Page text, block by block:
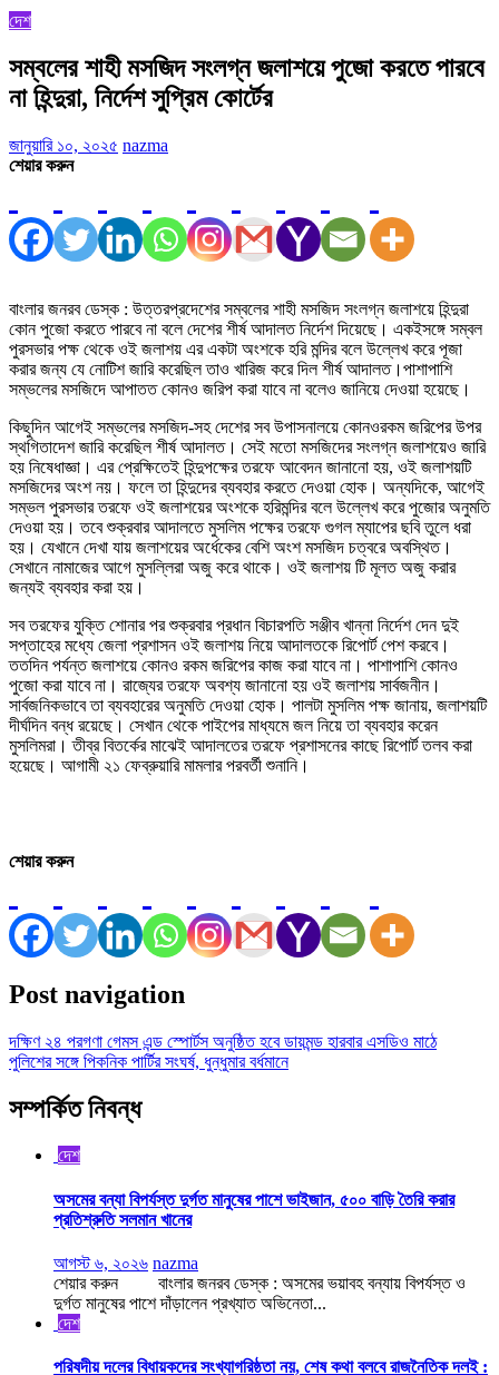
দেশ
সম্বলের শাহী মসজিদ সংলগ্ন জলাশয়ে পুজো করতে পারবে
না হিন্দুরা, নির্দেশ সুপ্রিম কোর্টের
জানুয়ারি ১০, ২০২৫ nazma
শেয়ার করুন
বাংলার জনরব ডেস্ক : উত্তরপ্রদেশের সম্বলের শাহী মসজিদ সংলগ্ন জলাশয়ে হিন্দুরা
কোন পুজো করতে পারবে না বলে দেশের শীর্ষ আদালত নির্দেশ দিয়েছে। একইসঙ্গে সম্বল
পুরসভার পক্ষ থেকে ওই জলাশয় এর একটা অংশকে হরি মন্দির বলে উল্লেখ করে পূজা
করার জন্য যে নোটিশ জারি করেছিল তাও খারিজ করে দিল শীর্ষ আদালত।পাশাপাশি
সম্ভলের মসজিদে আপাতত কোনও জরিপ করা যাবে না বলেও জানিয়ে দেওয়া হয়েছে।
কিছুদিন আগেই সম্ভলের মসজিদ-সহ দেশের সব উপাসনালয়ে কোনওরকম জরিপের উপর
স্থগিতাদেশ জারি করেছিল শীর্ষ আদালত। সেই মতো মসজিদের সংলগ্ন জলাশয়েও জারি
হয় নিষেধাজ্ঞা। এর প্রেক্ষিতেই হিন্দুপক্ষের তরফে আবেদন জানানো হয়, ওই জলাশয়টি
মসজিদের অংশ নয়। ফলে তা হিন্দুদের ব্যবহার করতে দেওয়া হোক। অন্যদিকে, আগেই
সম্ভল পুরসভার তরফে ওই জলাশয়ের অংশকে হরিমন্দির বলে উল্লেখ করে পুজোর অনুমতি
দেওয়া হয়। তবে শুক্রবার আদালতে মুসলিম পক্ষের তরফে গুগল ম্যাপের ছবি তুলে ধরা
হয়। যেখানে দেখা যায় জলাশয়ের অর্ধেকের বেশি অংশ মসজিদ চত্বরে অবস্থিত।
সেখানে নামাজের আগে মুসল্লিরা অজু করে থাকে। ওই জলাশয় টি মূলত অজু করার
জন্যই ব্যবহার করা হয়।
সব তরফের যুক্তি শোনার পর শুক্রবার প্রধান বিচারপতি সঞ্জীব খান্না নির্দেশ দেন দুই
সপ্তাহের মধ্যে জেলা প্রশাসন ওই জলাশয় নিয়ে আদালতকে রিপোর্ট পেশ করবে।
ততদিন পর্যন্ত জলাশয়ে কোনও রকম জরিপের কাজ করা যাবে না। পাশাপাশি কোনও
পুজো করা যাবে না। রাজ্যের তরফে অবশ্য জানানো হয় ওই জলাশয় সার্বজনীন।
সার্বজনিকভাবে তা ব্যবহারের অনুমতি দেওয়া হোক। পালটা মুসলিম পক্ষ জানায়, জলাশয়টি
দীর্ঘদিন বন্ধ রয়েছে। সেখান থেকে পাইপের মাধ্যমে জল নিয়ে তা ব্যবহার করেন
মুসলিমরা। তীব্র বিতর্কের মাঝেই আদালতের তরফে প্রশাসনের কাছে রিপোর্ট তলব করা
হয়েছে। আগামী ২১ ফেব্রুয়ারি মামলার পরবর্তী শুনানি।
শেয়ার করুন
Post navigation
দক্ষিণ ২৪ পরগণা গেমস এন্ড স্পোর্টস অনুষ্ঠিত হবে ডায়মন্ড হারবার এসডিও মাঠে
পুলিশের সঙ্গে পিকনিক পার্টির সংঘর্ষ, ধুন্ধুমার বর্ধমানে
সম্পর্কিত নিবন্ধ
দেশ
অসমের বন্যা বিপর্যস্ত দুর্গত মানুষের পাশে ভাইজান, ৫০০ বাড়ি তৈরি করার
প্রতিশ্রুতি সলমান খানের
আগস্ট ৬, ২০২৬ nazma
শেয়ার করুন বাংলার জনরব ডেস্ক : অসমের ভয়াবহ বন্যায় বিপর্যস্ত ও
দুর্গত মানুষের পাশে দাঁড়ালেন প্রখ্যাত অভিনেতা...
দেশ
পরিষদীয় দলের বিধায়কদের সংখ্যাগরিষ্ঠতা নয়, শেষ কথা বলবে রাজনৈতিক দলই :